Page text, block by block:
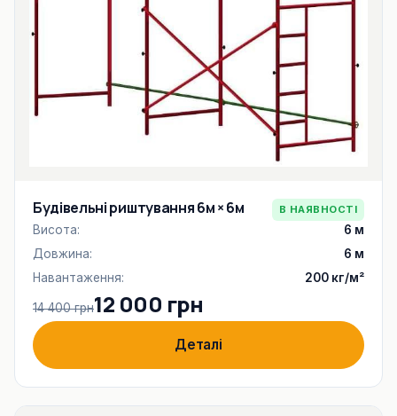
Будівельні риштування 6м × 6м В НАЯВНОСТІ
Висота:
6 м
Довжина:
6 м
Навантаження:
200 кг/м²
14 400 грн12 000 грн
Деталі